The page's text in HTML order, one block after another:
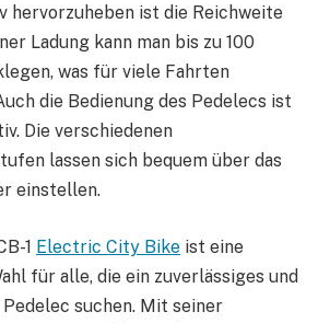
hervorzuheben ist die Reichweite
Ladung kann man bis zu 100
was für viele Fahrten
die Bedienung des Pedelecs ist
Die verschiedenen
lassen sich bequem über das
einstellen.
1 Electric City Bike ist eine
für alle, die ein zuverlässiges und
suchen. Mit seiner